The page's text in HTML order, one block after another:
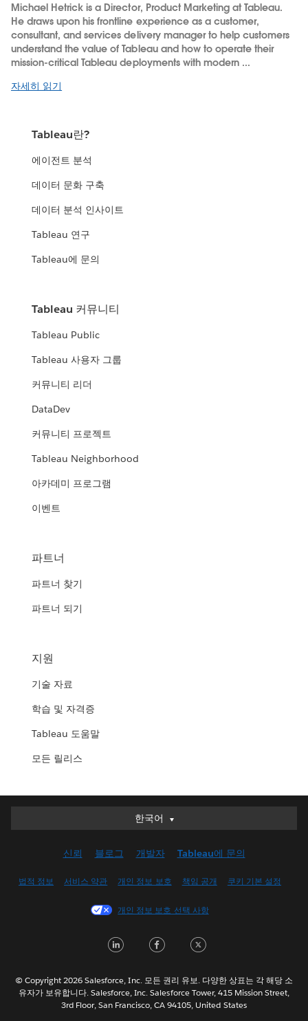
Michael Hetrick is a Director, Product Marketing at Tableau.
He draws upon his frontline experience as a customer,
consultant, and services delivery manager to help customers
understand the value of Tableau and how to operate their
mission-critical Tableau deployments with modern ...
자세히 읽기
Tableau란?
에이전트 분석
데이터 문화 구축
데이터 분석 인사이트
Tableau 연구
Tableau에 문의
Tableau 커뮤니티
Tableau Public
Tableau 사용자 그룹
커뮤니티 리더
DataDev
커뮤니티 프로젝트
Tableau Neighborhood
아카데미 프로그램
이벤트
파트너
파트너 찾기
파트너 되기
지원
기술 자료
학습 및 자격증
Tableau 도움말
모든 릴리스
한국어
한국어
English (UK)
Français (Canada)
Italiano
Nederlands
Português
신뢰 블로그 개발자 Tableau에 문의
법적 정보 서비스 약관 개인 정보 보호 책임 공개 쿠키 기본 설정
개인 정보 보호 선택 사항
LinkedInFacebook
© Copyright 2026 Salesforce, Inc. 모든 권리 유보. 다양한 상표는 각 해당 소
유자가 보유합니다. Salesforce, Inc. Salesforce Tower, 415 Mission Street,
3rd Floor, San Francisco, CA 94105, United States